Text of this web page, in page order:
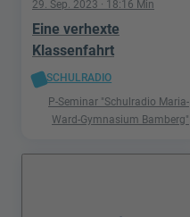
29. Sep. 2023 · 18:16 Min
Eine verhexte
Klassenfahrt
SCHULRADIO
P-Seminar "Schulradio Maria-
Ward-Gymnasium Bamberg"